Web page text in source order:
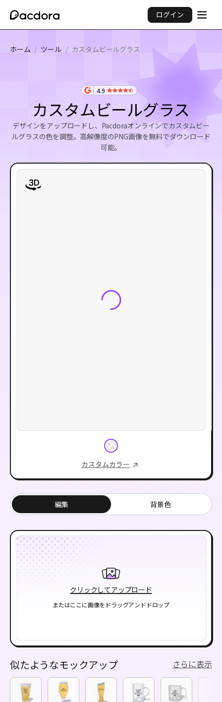
ログイン
ホーム / ツール / カスタムビールグラス
4.9
カスタムビールグラス
デザインをアップロードし、Pacdoraオンラインでカスタムビー
ルグラスの色を調整。高解像度のPNG画像を無料でダウンロード
可能。
カスタムカラー
クリックしてアップロード
またはここに画像をドラッグアンドドロップ
編集 背景色
似たようなモックアップ さらに表示